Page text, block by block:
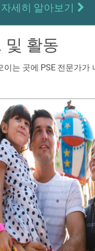
자세히 알아보기
및 활동
이는 곳에 PSE 전문가